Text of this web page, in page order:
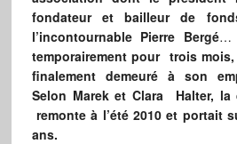
fondateur et bailleur de
l’incontournable Pierre Bergé…
temporairement pour trois
finalement demeuré à son
Selon Marek et Clara Halter, la
remonte à l’été 2010 et portait
ans.